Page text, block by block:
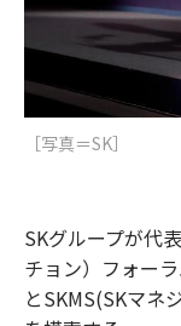
［写真＝SK］
SKグループが代
チョン）フォー
とSKMS(SKマネ